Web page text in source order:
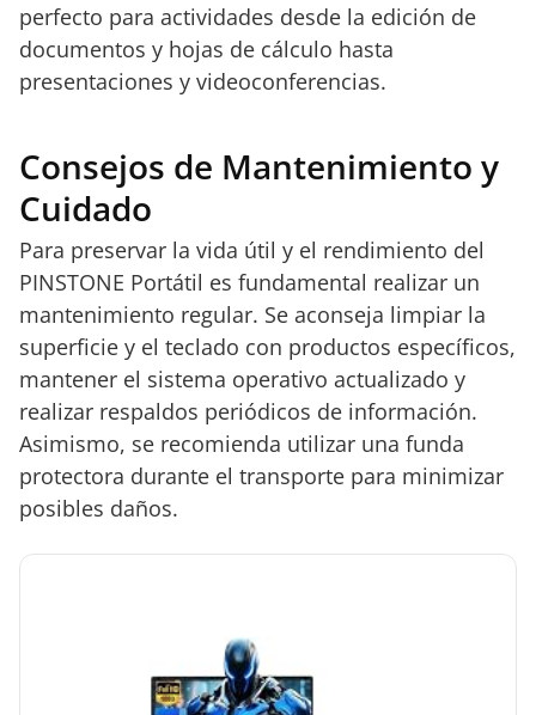
perfecto para actividades desde la edición de
documentos y hojas de cálculo hasta
presentaciones y videoconferencias.
Consejos de Mantenimiento y
Cuidado
Para preservar la vida útil y el rendimiento del
PINSTONE Portátil es fundamental realizar un
mantenimiento regular. Se aconseja limpiar la
superficie y el teclado con productos específicos,
mantener el sistema operativo actualizado y
realizar respaldos periódicos de información.
Asimismo, se recomienda utilizar una funda
protectora durante el transporte para minimizar
posibles daños.